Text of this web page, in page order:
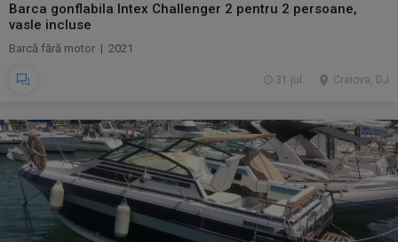
Barca gonflabila Intex Challenger 2 pentru 2 persoane,
vasle incluse
Barcă fără motor | 2021
Craiova, DJ
31 jul.